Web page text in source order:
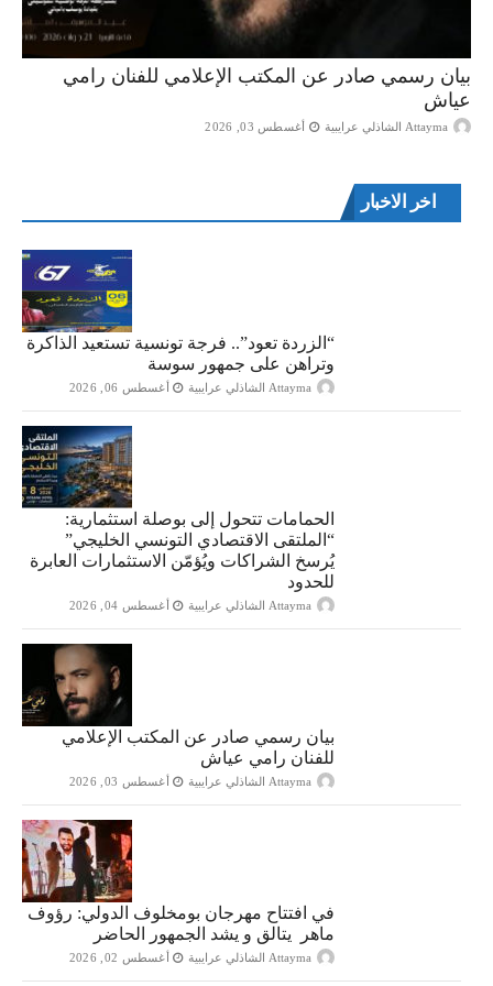
بيان رسمي صادر عن المكتب الإعلامي للفنان رامي
عياش
Attayma الشاذلي عرايبية أغسطس 03, 2026
اخر الاخبار
“الزردة تعود”.. فرجة تونسية تستعيد الذاكرة
وتراهن على جمهور سوسة
Attayma الشاذلي عرايبية أغسطس 06, 2026
الحمامات تتحول إلى بوصلة استثمارية:
“الملتقى الاقتصادي التونسي الخليجي”
يُرسخ الشراكات ويُؤمّن الاستثمارات العابرة
للحدود
Attayma الشاذلي عرايبية أغسطس 04, 2026
بيان رسمي صادر عن المكتب الإعلامي
للفنان رامي عياش
Attayma الشاذلي عرايبية أغسطس 03, 2026
في افتتاح مهرجان بومخلوف الدولي: رؤوف
ماهر يتالق و يشد الجمهور الحاضر
Attayma الشاذلي عرايبية أغسطس 02, 2026